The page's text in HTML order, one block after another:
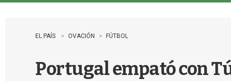
EL PAÍS OVACIÓN FÚTBOL
Portugal empató con